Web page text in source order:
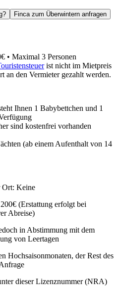
Finca zum Überwintern anfragen
• Maximal 3 Personen
ist nicht im Mietpreis
an den Vermieter gezahlt werden.
Ihnen 1 Babybettchen und 1
sind kostenfrei vorhanden
(ab einem Aufenthalt von 14
Ort: Keine
(Erstattung erfolgt bei
Abreise)
in Abstimmung mit dem
von Leertagen
Hochsaisonmonaten, der Rest des
dieserLizenznummer (NRA)